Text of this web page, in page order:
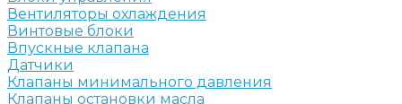
Вентиляторы охлаждения
Винтовые блоки
Впускные клапана
Датчики
Клапаны минимального давления
Клапаны остановки масла